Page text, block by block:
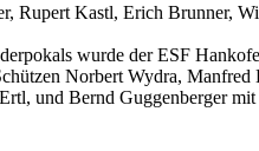
Rupert Kastl, Erich Brunner,
wurde der ESF
Norbert Wydra, Manfred
und Bernd Guggenberger